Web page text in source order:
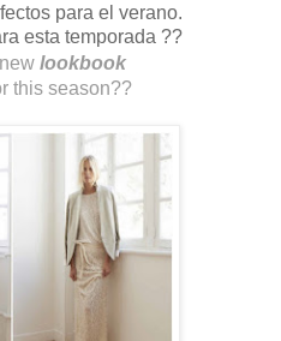
para el verano.
esta temporada ??
new lookbook
this season??